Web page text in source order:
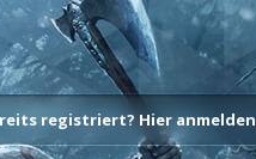
registriert? Hier anmelden